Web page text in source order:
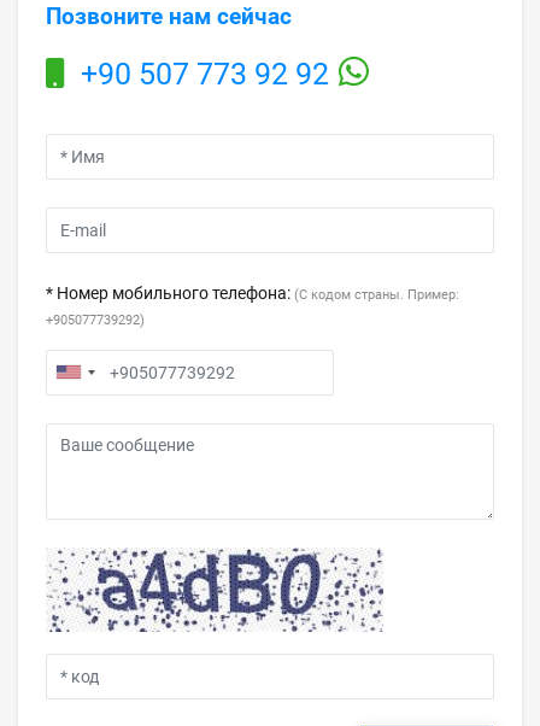
Позвоните нам сейчас
+90 507 773 92 92
* Номер мобильного телефона: (С кодом страны. Пример:
+905077739292)